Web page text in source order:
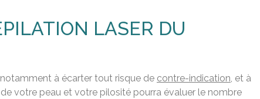
LASER DU
à écarter tout risque de contre-indication, et à
votre peau et votre pilosité pourra évaluer le nombre